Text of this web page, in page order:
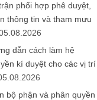
phối hợp phê duyệt,
thông tin và tham mưu
dẫn cách làm hệ
kí duyệt cho các vị trí
bộ phận và phân quyền